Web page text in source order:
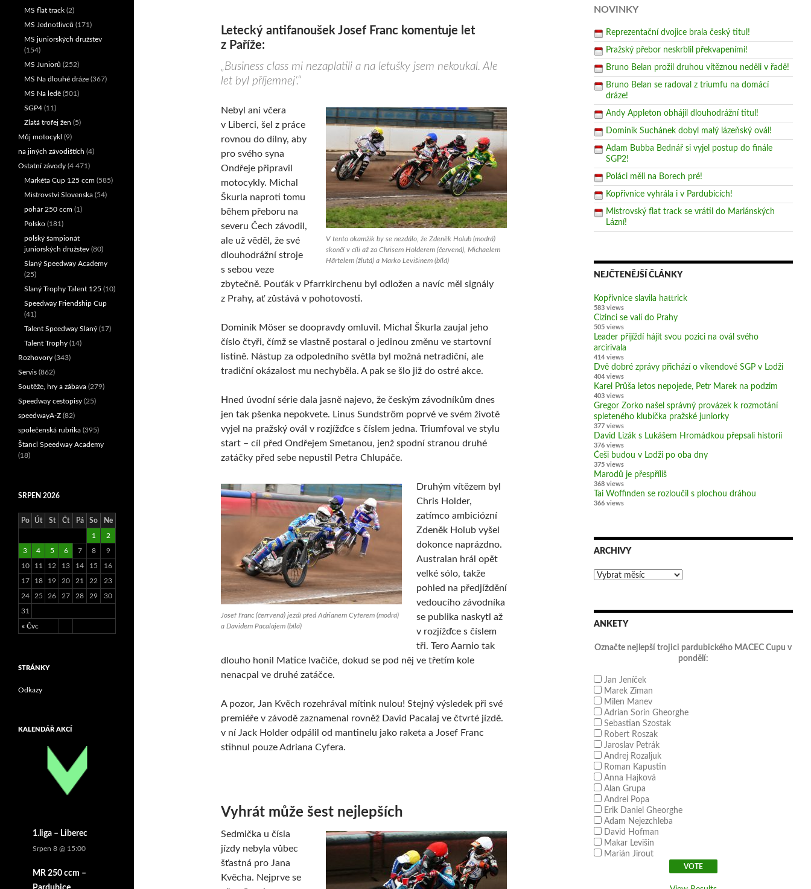
Letecký antifanoušek Josef Franc komentuje let
z Paříže:
„Business class mi nezaplatili a na letušky jsem nekoukal. Ale
let byl příjemnej‘.“
V tento okamžik by se nezdálo, že Zdeněk Holub (modrá)
skončí v cíli až za Chrisem Holderem (červená), Michaelem
Härtelem (žlutá) a Marko Levišinem (bílá)
Nebyl ani včera
v Liberci, šel z práce
rovnou do dílny, aby
pro svého syna
Ondřeje připravil
motocykly. Michal
Škurla naproti tomu
během přeboru na
severu Čech závodil,
ale už věděl, že své
dlouhodrážní stroje
s sebou veze
zbytečně. Pouťák v Pfarrkirchenu byl odložen a navíc měl signály
z Prahy, ať zůstává v pohotovosti.
Dominik Möser se doopravdy omluvil. Michal Škurla zaujal jeho
číslo čtyři, čímž se vlastně postaral o jedinou změnu ve startovní
listině. Nástup za odpoledního světla byl možná netradiční, ale
tradiční okázalost mu nechyběla. A pak se šlo již do ostré akce.
Hned úvodní série dala jasně najevo, že českým závodníkům dnes
jen tak pšenka nepokvete. Linus Sundström poprvé ve svém životě
vyjel na pražský ovál v rozjížďce s číslem jedna. Triumfoval ve stylu
start – cíl před Ondřejem Smetanou, jenž spodní stranou druhé
zatáčky před sebe nepustil Petra Chlupáče.
Josef Franc (čerrvená) jezdí před Adrianem Cyferem (modrá)
a Davidem Pacalajem (bílá)
Druhým vítězem byl
Chris Holder,
zatímco ambiciózní
Zdeněk Holub vyšel
dokonce naprázdno.
Australan hrál opět
velké sólo, takže
pohled na předjíždění
vedoucího závodníka
se publika naskytl až
v rozjížďce s číslem
tři. Tero Aarnio tak
dlouho honil Matice Ivačiče, dokud se pod něj ve třetím kole
nenacpal ve druhé zatáčce.
A pozor, Jan Kvěch rozehrával mítink nulou! Stejný výsledek při své
premiéře v závodě zaznamenal rovněž David Pacalaj ve čtvrté jízdě.
v ní Jack Holder odpálil od mantinelu jako raketa a Josef Franc
stihnul pouze Adriana Cyfera.
Vyhrát může šest nejlepších
Sedmička u čísla
jízdy nebyla vůbec
šťastná pro Jana
Kvěcha. Nejprve se
NOVINKY
Reprezentační dvojice brala český titul!
Pražský přebor neskrblil překvapeními!
Bruno Belan prožil druhou vítěznou neděli v řadě!
Bruno Belan se radoval z triumfu na domácí
dráze!
Andy Appleton obhájil dlouhodrážní titul!
Dominik Suchánek dobyl malý lázeňský ovál!
Adam Bubba Bednář si vyjel postup do finále
SGP2!
Poláci měli na Borech pré!
Kopřivnice vyhrála i v Pardubicích!
Mistrovský flat track se vrátil do Mariánských
Lázní!
NEJČTENĚJŠÍ ČLÁNKY
Kopřivnice slavila hattrick
583 views
Cizinci se valí do Prahy
505 views
Leader přijíždí hájit svou pozici na ovál svého
arcirivala
414 views
Dvě dobré zprávy přichází o víkendové SGP v Lodži
404 views
Karel Průša letos nepojede, Petr Marek na podzim
403 views
Gregor Zorko našel správný provázek k rozmotání
spleteného klubíčka pražské juniorky
377 views
David Lizák s Lukášem Hromádkou přepsali historii
376 views
Češi budou v Lodži po oba dny
375 views
Marodů je přespříliš
368 views
Tai Woffinden se rozloučil s plochou dráhou
366 views
ARCHIVY
Archivy
ANKETY
Označte nejlepší trojici pardubického MACEC Cupu v
pondělí:
Jan Jeníček
Marek Ziman
Milen Manev
Adrian Sorin Gheorghe
Sebastian Szostak
Robert Roszak
Jaroslav Petrák
Andrej Rozaljuk
Roman Kapustin
Anna Hajková
Alan Grupa
Andrei Popa
Erik Daniel Gheorghe
Adam Nejezchleba
David Hofman
Makar Levišin
Marián Jirout
MS flat track (2)
MS Jednotlivců (171)
MS juniorských družstev
(154)
MS Juniorů (252)
MS Na dlouhé dráze (367)
MS Na ledě (501)
SGP4 (11)
Zlatá trofej žen (5)
Můj motocykl (9)
na jiných závodištích (4)
Ostatní závody (4 471)
Markéta Cup 125 ccm (585)
Mistrovství Slovenska (54)
pohár 250 ccm (1)
Polsko (181)
polský šampionát
juniorských družstev (80)
Slaný Speedway Academy
(25)
Slaný Trophy Talent 125 (10)
Speedway Friendship Cup
(41)
Talent Speedway Slaný (17)
Talent Trophy (14)
Rozhovory (343)
Servis (862)
Soutěže, hry a zábava (279)
Speedway cestopisy (25)
speedwayA-Z (82)
společenská rubrika (395)
Štancl Speedway Academy
(18)
SRPEN 2026
Po Út St Čt Pá So Ne
« Čvc
1 2
3 4 5 6 7 8 9
10 11 12 13 14 15 16
17 18 19 20 21 22 23
24 25 26 27 28 29 30
31
STRÁNKY
Odkazy
KALENDÁŘ AKCÍ
1.liga – Liberec
Srpen 8 @ 15:00
MR 250 ccm –